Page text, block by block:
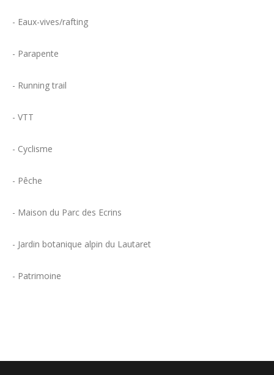
- Eaux-vives/rafting
- Parapente
- Running trail
- VTT
- Cyclisme
- Pêche
- Maison du Parc des Ecrins
- Jardin botanique alpin du Lautaret
- Patrimoine